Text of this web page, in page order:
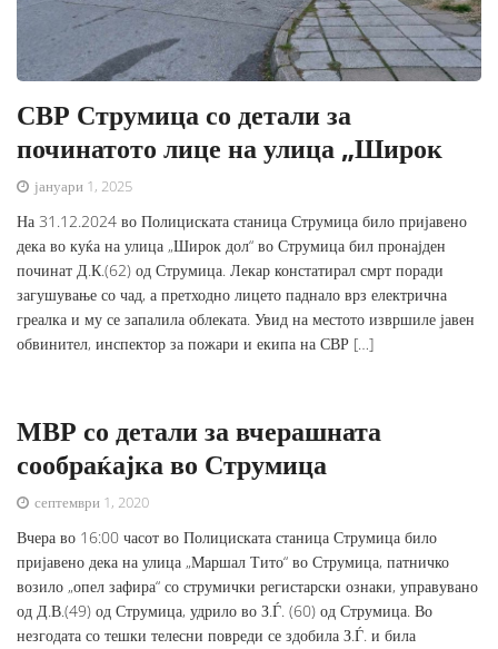
СВР Струмица со детали за
починатото лице на улица „Широк
јануари 1, 2025
На 31.12.2024 во Полициската станица Струмица било пријавено
дека во куќа на улица „Широк дол“ во Струмица бил пронајден
починат Д.К.(62) од Струмица. Лекар констатирал смрт поради
загушување со чад, а претходно лицето паднало врз електрична
греалка и му се запалила облеката. Увид на местото извршиле јавен
обвинител, инспектор за пожари и екипа на СВР […]
МВР со детали за вчерашната
сообраќајка во Струмица
септември 1, 2020
Вчера во 16:00 часот во Полициската станица Струмица било
пријавено дека на улица „Маршал Тито“ во Струмица, патничко
возило „опел зафира“ со струмички регистарски ознаки, управувано
од Д.В.(49) од Струмица, удрило во З.Ѓ. (60) од Струмица. Во
незгодата со тешки телесни повреди се здобила З.Ѓ. и била